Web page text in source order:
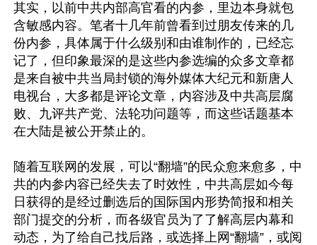
其实，以前中共内部高官看的内参，里边本身就包
含敏感内容。笔者十几年前曾看到过朋友传来的几
份内参，具体属于什么级别和由谁制作的，已经忘
记了，但印象最深的是这些内参选编的众多文章都
是来自被中共当局封锁的海外媒体大纪元和新唐人
电视台，大多都是评论文章，内容涉及中共高层腐
败、九评共产党、法轮功问题等，而这些话题基本
在大陆是被公开禁止的。
随着互联网的发展，可以“翻墙”的民众愈来愈多，中
共的内参内容已经失去了时效性，中共高层如今每
日获得的是经过删选后的国际国内形势简报和相关
部门提交的分析，而各级官员为了了解高层内幕和
动态，为了给自己找后路，或选择上网“翻墙”，或阅